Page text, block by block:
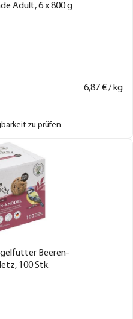
Adult, 6 x 800 g
6,87€ / kg
zu prüfen
Beeren-
100 Stk.